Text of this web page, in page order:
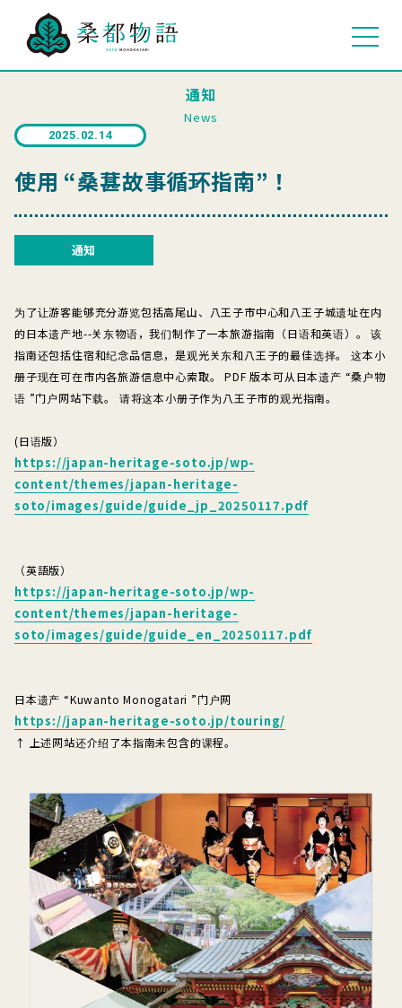
通知
News
2025.02.14
使用 “桑葚故事循环指南”！
通知
为了让游客能够充分游览包括高尾山、八王子市中心和八王子城遗址在内
的日本遗产地--关东物语，我们制作了一本旅游指南（日语和英语）。 该
指南还包括住宿和纪念品信息，是观光关东和八王子的最佳选择。 这本小
册子现在可在市内各旅游信息中心索取。 PDF 版本可从日本遗产 “桑户物
语 ”门户网站下载。 请将这本小册子作为八王子市的观光指南。
(日语版）
https://japan-heritage-soto.jp/wp-
content/themes/japan-heritage-
soto/images/guide/guide_jp_20250117.pdf
（英語版）
https://japan-heritage-soto.jp/wp-
content/themes/japan-heritage-
soto/images/guide/guide_en_20250117.pdf
日本遗产 “Kuwanto Monogatari ”门户网
https://japan-heritage-soto.jp/touring/
↑ 上述网站还介绍了本指南未包含的课程。